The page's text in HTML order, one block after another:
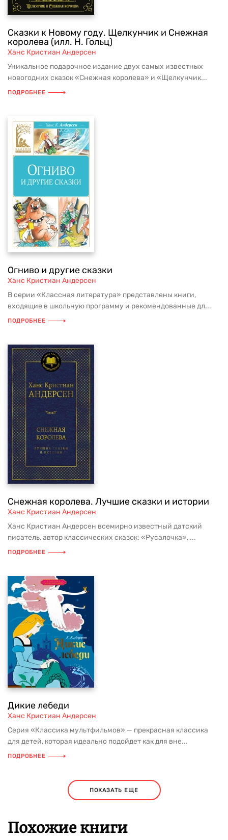
Сказки к Новому году. Щелкунчик и Снежная
королева (илл. Н. Гольц)
Ханс Кристиан Андерсен
Уникальное подарочное издание двух самых известных
новогодних сказок «Снежная королева» и «Щелкунчик...
ПОДРОБНЕЕ
Огниво и другие сказки
Ханс Кристиан Андерсен
В серии «Классная литература» представлены книги,
входящие в школьную программу и рекомендованные дл...
ПОДРОБНЕЕ
Снежная королева. Лучшие сказки и истории
Ханс Кристиан Андерсен
Ханс Кристиан Андерсен всемирно известный датский
писатель, автор классических сказок: «Русалочка», ...
ПОДРОБНЕЕ
Дикие лебеди
Ханс Кристиан Андерсен
Серия «Классика мультфильмов» — прекрасная классика
для детей, которая идеально подойдет как для вне...
ПОДРОБНЕЕ
ПОКАЗАТЬ ЕЩЕ
Похожие книги